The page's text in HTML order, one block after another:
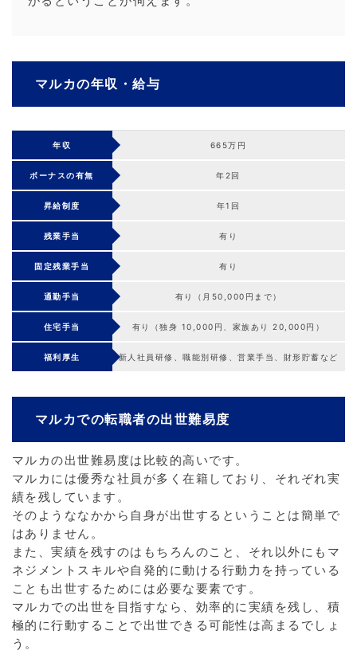
マルカの年収・給与
年収 665万円
ボーナスの有無 年2回
昇給制度 年1回
残業手当 有り
固定残業手当 有り
通勤手当 有り（月50,000円まで）
住宅手当 有り（独身 10,000円、家族あり 20,000円）
福利厚生 新人社員研修、職能別研修、営業手当、財形貯蓄など
マルカでの転職者の出世難易度
マルカの出世難易度は比較的高いです。
マルカには優秀な社員が多く在籍しており、それぞれ実
績を残しています。
そのようななかから自身が出世するということは簡単で
はありません。
また、実績を残すのはもちろんのこと、それ以外にもマ
ネジメントスキルや自発的に動ける行動力を持っている
ことも出世するためには必要な要素です。
マルカでの出世を目指すなら、効率的に実績を残し、積
極的に行動することで出世できる可能性は高まるでしょ
う。